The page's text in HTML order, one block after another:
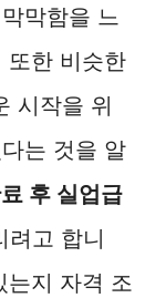
막함을 느
또한 비슷한
시작을 위
는 것을 알
후 실업급
려고 합니
지 자격 조